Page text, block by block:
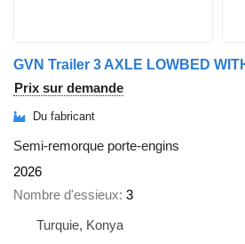
Prix sur demande
Du fabricant
Semi-remorque porte-engins
2026
Nombre d'essieux 3
Turquie, Konya